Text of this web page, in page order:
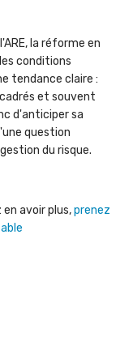
la réforme en
conditions
tendance claire :
et souvent
d'anticiper sa
question
du risque.
avoir plus,prenez